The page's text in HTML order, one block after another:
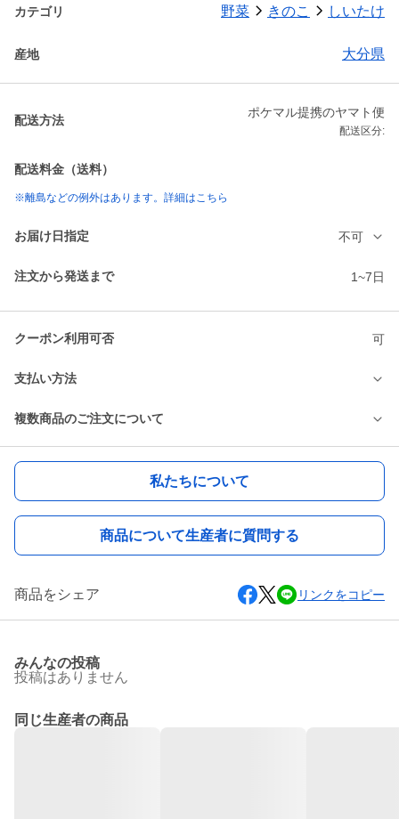
カテゴリ 野菜 きのこ しいたけ
産地 大分県
配送方法
ポケマル提携のヤマト便
配送区分:
配送料金（送料）
※離島などの例外はあります。詳細はこちら
お届け日指定 不可
注文から発送まで 1~7日
クーポン利用可否 可
支払い方法
複数商品のご注文について
私たちについて
商品について生産者に質問する
商品をシェア リンクをコピー
みんなの投稿
投稿はありません
同じ生産者の商品